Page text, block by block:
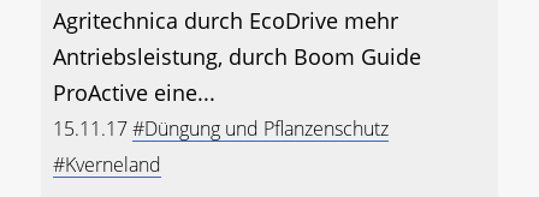
Agritechnica durch EcoDrive mehr
Antriebsleistung, durch Boom Guide
ProActive eine...
15.11.17#Düngung und Pflanzenschutz
#Kverneland